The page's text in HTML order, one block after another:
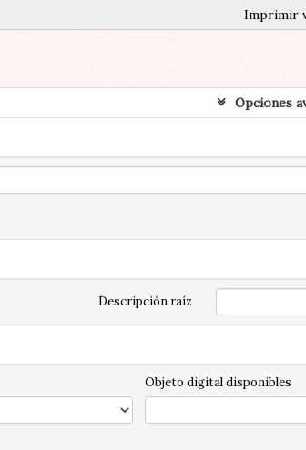
Imprimir
Opciones
Descripción raíz
Objeto digital disponibles